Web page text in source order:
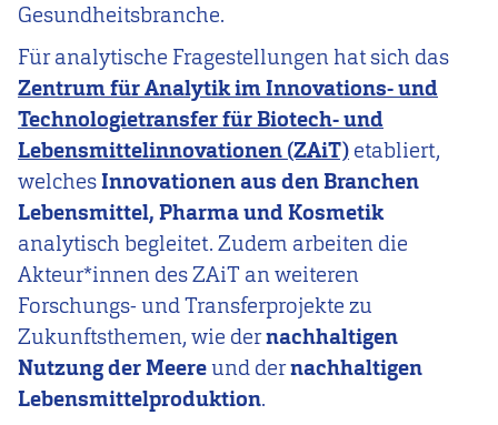
Gesundheitsbranche.
Für analytische Fragestellungen hat sich das
Zentrum für Analytik im Innovations- und
Technologietransfer für Biotech- und
Lebensmittelinnovationen (ZAiT) etabliert,
welchesInnovationen aus den Branchen
Lebensmittel, Pharma und Kosmetik
analytisch begleitet. Zudem arbeiten die
Akteur*innen des ZAiT an weiteren
Forschungs- und Transferprojekte zu
Zukunftsthemen, wie dernachhaltigen
Nutzung der Meereund dernachhaltigen
Lebensmittelproduktion.